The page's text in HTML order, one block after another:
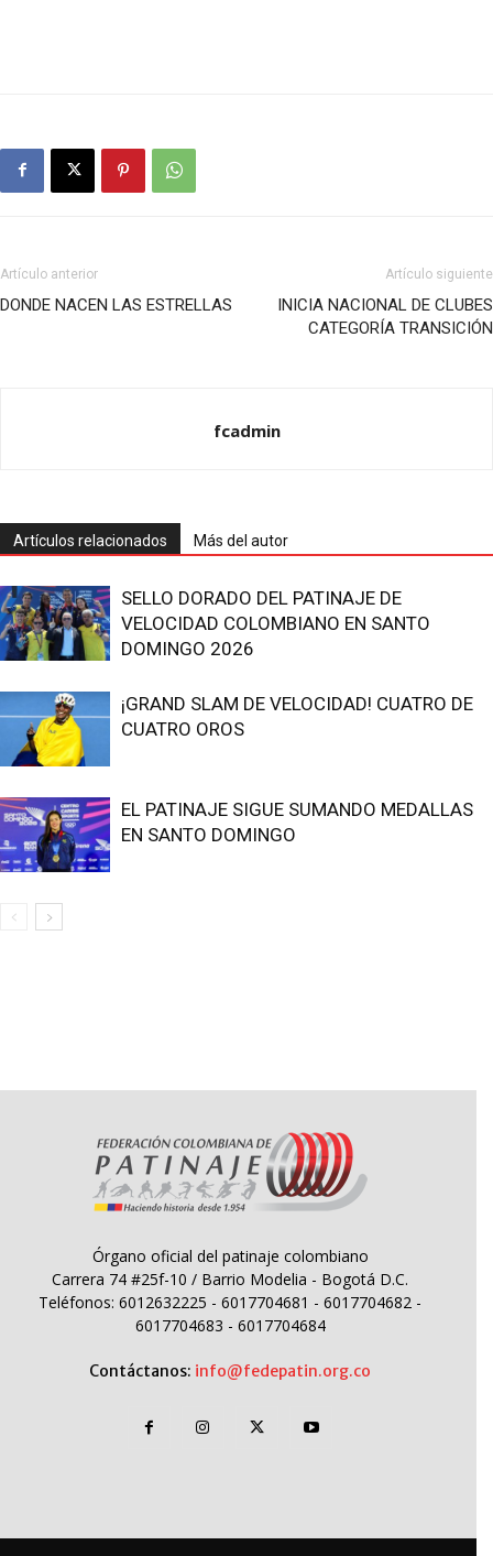
Artículo anterior
DONDE NACEN LAS ESTRELLAS
Artículo siguiente
INICIA NACIONAL DE CLUBES
CATEGORÍA TRANSICIÓN
fcadmin
Artículos relacionados Más del autor
SELLO DORADO DEL PATINAJE DE
VELOCIDAD COLOMBIANO EN SANTO
DOMINGO 2026
¡GRAND SLAM DE VELOCIDAD! CUATRO DE
CUATRO OROS
EL PATINAJE SIGUE SUMANDO MEDALLAS
EN SANTO DOMINGO
Órgano oficial del patinaje colombiano
Carrera 74 #25f-10 / Barrio Modelia - Bogotá D.C.
Teléfonos: 6012632225 - 6017704681 - 6017704682 -
6017704683 - 6017704684
Contáctanos: info@fedepatin.org.co